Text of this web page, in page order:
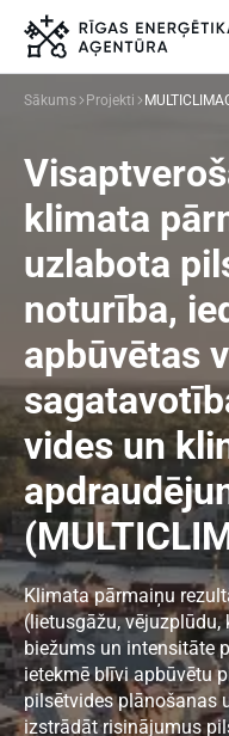
Ēkas
Meklēt
Sākums Projekti
klimata
uzlabota
noturība,
apbūvētas
vides un
Klimata pārmaiņu
(lietusgāžu,
biežums un intensitāte
ietekmē blīvi apbūvētu
pilsētvides plānošanas
izstrādāt risinājumus